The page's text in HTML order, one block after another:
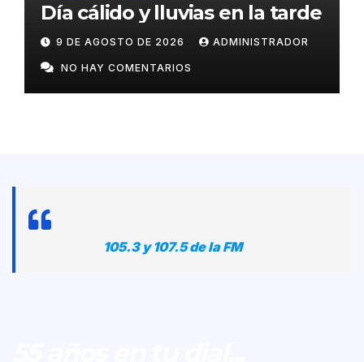
Día cálido y lluvias en la tarde
9 DE AGOSTO DE 2026 ADMINISTRADOR
NO HAY COMENTARIOS
105.3 y 107.5 de la FM